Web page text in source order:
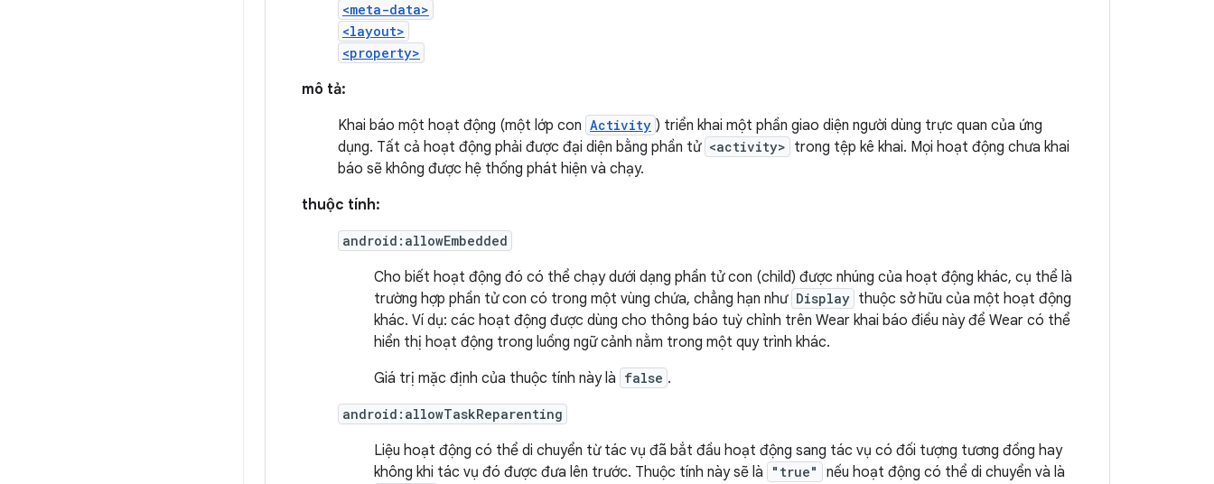
<meta-data>
<layout>
<property>
mô tả:
Khai báo một hoạt động (một lớp con Activity ) triển khai một phần giao diện người dùng trực quan của ứng
dụng. Tất cả hoạt động phải được đại diện bằng phần tử <activity> trong tệp kê khai. Mọi hoạt động chưa khai
báo sẽ không được hệ thống phát hiện và chạy.
thuộc tính:
android:allowEmbedded
Cho biết hoạt động đó có thể chạy dưới dạng phần tử con (child) được nhúng của hoạt động khác, cụ thể là
trường hợp phần tử con có trong một vùng chứa, chẳng hạn như Display thuộc sở hữu của một hoạt động
khác. Ví dụ: các hoạt động được dùng cho thông báo tuỳ chỉnh trên Wear khai báo điều này để Wear có thể
hiển thị hoạt động trong luồng ngữ cảnh nằm trong một quy trình khác.
Giá trị mặc định của thuộc tính này là false .
android:allowTaskReparenting
Liệu hoạt động có thể di chuyển từ tác vụ đã bắt đầu hoạt động sang tác vụ có đối tượng tương đồng hay
không khi tác vụ đó được đưa lên trước. Thuộc tính này sẽ là
"true" nếu hoạt động có thể di chuyển và là